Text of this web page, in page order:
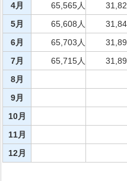
4月
65,565人
5月
65,608人
6月
65,703人
7月
65,715人
8月
9月
10月
11月
12月